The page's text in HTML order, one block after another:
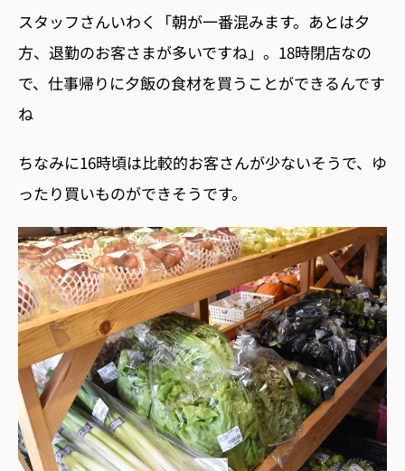
スタッフさんいわく「朝が一番混みます。あとは夕
方、退勤のお客さまが多いですね」。18時閉店なの
で、仕事帰りに夕飯の食材を買うことができるんです
ね
ちなみに16時頃は比較的お客さんが少ないそうで、ゆ
ったり買いものができそうです。